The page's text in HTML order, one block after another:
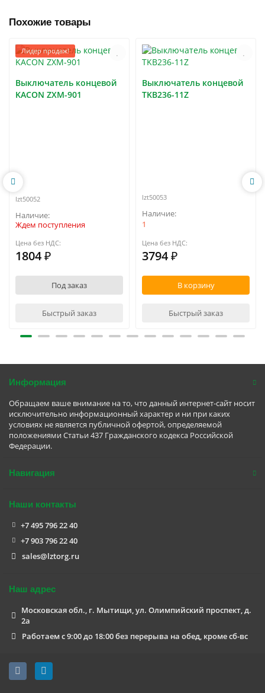
Похожие товары
Лидер продаж!
Выключатель концевой
KACON ZXM-901
lzt50052
Ждем поступления
Цена без НДС:
1804 ₽
Под заказ
Быстрый заказ
Выключатель концевой
TKB236-11Z
lzt50053
1
Цена без НДС:
3794 ₽
В корзину
Быстрый заказ
Информация
Обращаем ваше внимание на то, что данный интернет-сайт носит
исключительно информационный характер и ни при каких
условиях не является публичной офертой, определяемой
положениями Статьи 437 Гражданского кодекса Российской
Федерации.
Навигация
Наши контакты
+7 495 796 22 40
+7 903 796 22 40
sales@lztorg.ru
Наш адрес
Московская обл., г. Мытищи, ул. Олимпийский проспект, д.
2а
Работаем с 9:00 до 18:00 без перерыва на обед, кроме сб-вс